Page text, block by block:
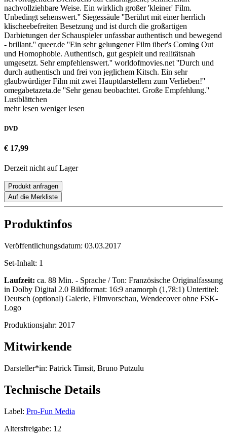
nachvollziehbare Weise. Ein wirklich großer 'kleiner' Film.
Unbedingt sehenswert.'' Siegessäule ''Berührt mit einer herrlich
klischeebefreiten Besetzung und ist durch die großartigen
Darbietungen der Schauspieler unfassbar authentisch und bewegend
- brillant.'' queer.de ''Ein sehr gelungener Film über's Coming Out
und Homophobie. Authentisch, gut gespielt und realitätsnah
umgesetzt. Sehr empfehlenswert.'' worldofmovies.net ''Durch und
durch authentisch und frei von jeglichem Kitsch. Ein sehr
glaubwürdiger Film mit zwei Hauptdarstellern zum Verlieben!''
omegabetazeta.de ''Sehr genau beobachtet. Große Empfehlung.''
Lustblättchen
mehr lesen weniger lesen
DVD
€ 17,99
Derzeit nicht auf Lager
Produkt anfragen
Auf die Merkliste
Produktinfos
Veröffentlichungsdatum: 03.03.2017
Set-Inhalt: 1
Laufzeit: ca. 88 Min. - Sprache / Ton: Französische Originalfassung
in Dolby Digital 2.0 Bildformat: 16:9 anamorph (1,78:1) Untertitel:
Deutsch (optional) Galerie, Filmvorschau, Wendecover ohne FSK-
Logo
Produktionsjahr: 2017
Mitwirkende
Darsteller*in: Patrick Timsit, Bruno Putzulu
Technische Details
Label: Pro-Fun Media
Altersfreigabe: 12